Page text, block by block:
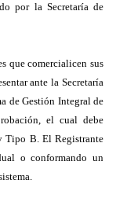
por la Secretaría de
que comercialicen sus
ante la Secretaría
de Gestión Integral de
el cual debe
Tipo B. El Registrante
o conformando un